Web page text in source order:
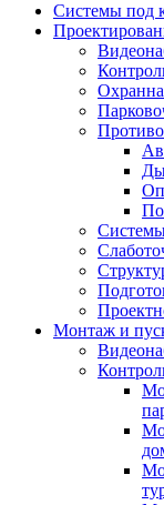
Системы под
Монтаж и